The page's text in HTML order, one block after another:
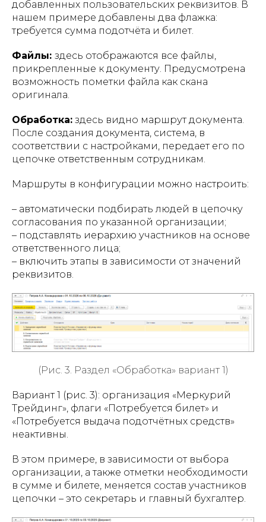
добавленных пользовательских реквизитов. В
нашем примере добавлены два флажка:
требуется сумма подотчёта и билет.
Файлы: здесь отображаются все файлы,
прикрепленные к документу. Предусмотрена
возможность пометки файла как скана
оригинала.
Обработка: здесь видно маршрут документа.
После создания документа, система, в
соответствии с настройками, передает его по
цепочке ответственным сотрудникам.
Маршруты в конфигурации можно настроить:
– автоматически подбирать людей в цепочку
согласования по указанной организации;
– подставлять иерархию участников на основе
ответственного лица;
– включить этапы в зависимости от значений
реквизитов.
(Рис. 3. Раздел «Обработка» вариант 1)
Вариант 1 (рис. 3): организация «Меркурий
Трейдинг», флаги «Потребуется билет» и
«Потребуется выдача подотчётных средств»
неактивны.
В этом примере, в зависимости от выбора
организации, а также отметки необходимости
в сумме и билете, меняется состав участников
цепочки – это секретарь и главный бухгалтер.